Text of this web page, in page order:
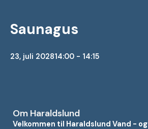
Saunagus
23, juli 202814:00 - 14:15
Om Haraldslund
Velkommen til Haraldslund Vand - og